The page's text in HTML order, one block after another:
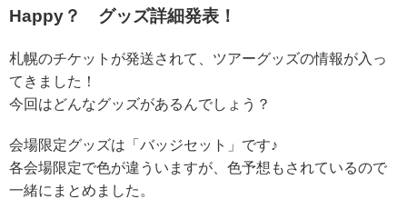
Happy？ グッズ詳細発表！
札幌のチケットが発送されて、ツアーグッズの情報が入っ
てきました！
今回はどんなグッズがあるんでしょう？
会場限定グッズは「バッジセット」です♪
各会場限定で色が違ういますが、色予想もされているので
一緒にまとめました。